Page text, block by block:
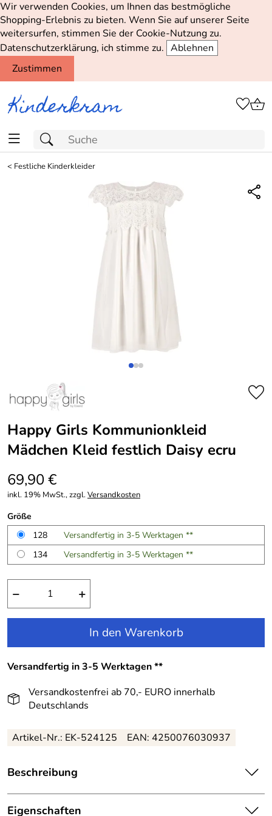
Wir verwenden Cookies, um Ihnen das bestmögliche
Shopping-Erlebnis zu bieten. Wenn Sie auf unserer Seite
weitersurfen, stimmen Sie der Cookie-Nutzung zu.
Datenschutzerklärung, ich stimme zu. Ablehnen
Zustimmen
< Festliche Kinderkleider
Happy Girls Kommunionkleid
Mädchen Kleid festlich Daisy ecru
69,90 €
inkl. 19% MwSt., zzgl.Versandkosten
Größe
128
Versandfertig in 3-5 Werktagen **
134
Versandfertig in 3-5 Werktagen **
− +
In den Warenkorb
Versandfertig in 3-5 Werktagen **
Versandkostenfrei ab 70,- EURO innerhalb
Deutschlands
Artikel-Nr.: EK-524125 EAN: 4250076030937
Beschreibung
Happy Girls Kommunionkleid Mädchen Kleid festlich
Daisy ecru:
Eigenschaften